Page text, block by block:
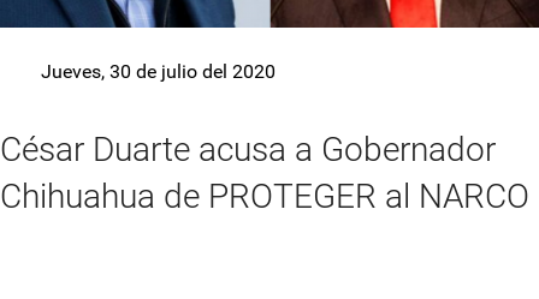
Jueves, 30 de julio del 2020
César Duarte acusa a Gobernador
Chihuahua de PROTEGER al NARCO